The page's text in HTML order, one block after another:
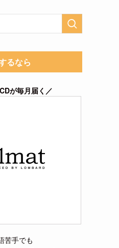
るなら
が毎月届く／
苦手でも